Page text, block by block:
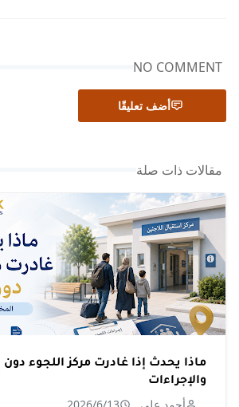
NO COMMENT
أضف تعليقًا
مقالات ذات صلة
ماذا يحدث إذا غادرت مركز اللجوء دون
والإجراءات
أحمد علي 2026/6/13